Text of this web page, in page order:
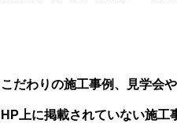
こだわりの施工事例、見学会
HP上に掲載されていない施工